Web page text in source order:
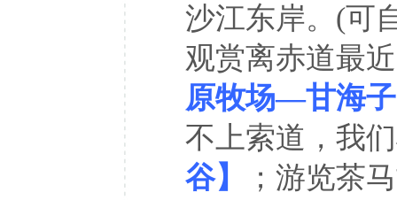
沙江东岸。(可
观赏离赤道最
原牧场—甘海
不上索道，我
谷】
；游览茶